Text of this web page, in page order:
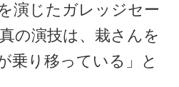
演じたガレッジセー
の演技は、栽さんを
乗り移っている」と